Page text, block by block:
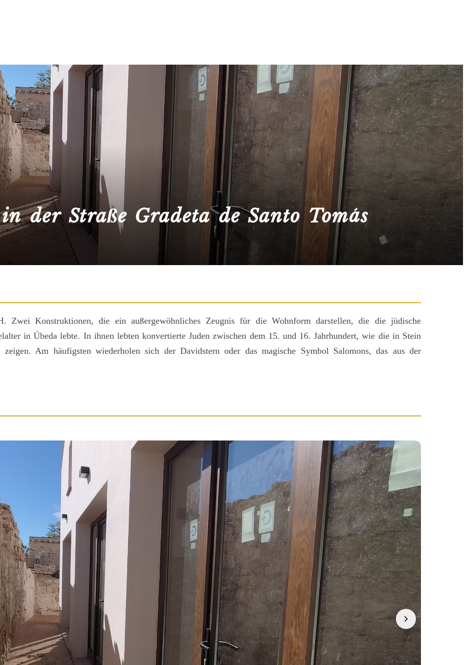
der Straße Gradeta de Santo Tomás
Zwei Konstruktionen, die ein außergewöhnliches Zeugnis für die Wohnform darstellen, die die jüdische
in Úbeda lebte. In ihnen lebten konvertierte Juden zwischen dem 15. und 16. Jahrhundert, wie die in Stein
Am häufigsten wiederholen sich der Davidstern oder das magische Symbol Salomons, das aus der